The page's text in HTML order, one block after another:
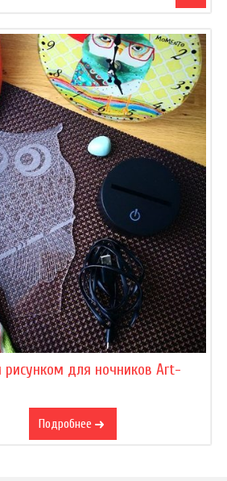
для ночников Art-
Подробнее